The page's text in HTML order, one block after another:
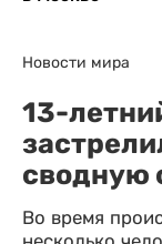
Новости мира
13-
сводную
Во время